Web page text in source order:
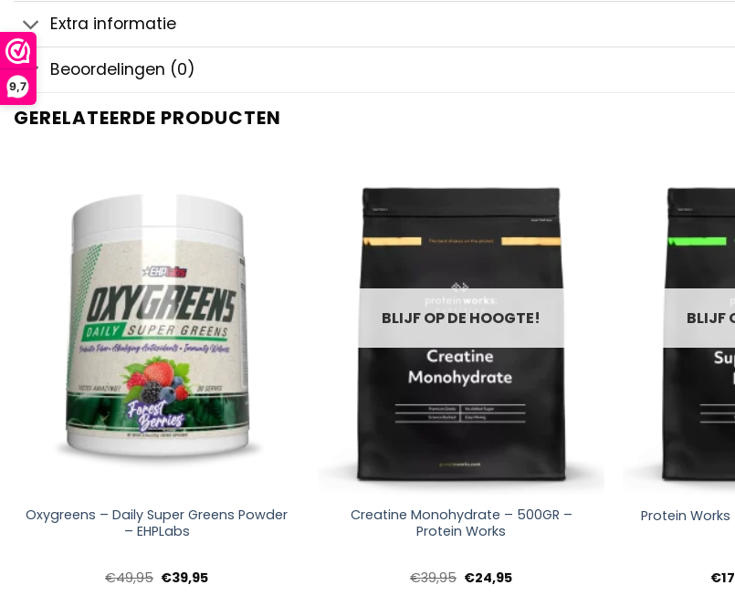
9,7
Extra informatie
Beoordelingen (0)
GERELATEERDE PRODUCTEN
Oxygreens – Daily Super Greens Powder
– EHPLabs
€49,95 Oorspronkelijke
€39,95Huidige
BLIJF OP DE HOOGTE!
Creatine Monohydrate – 500GR –
Protein Works
€39,95 Oorspronkelijke
€24,95Huidige
BLIJF
Protein Works
€